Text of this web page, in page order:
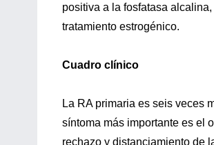
positiva a la fosfatasa
tratamiento estrogénico.
Cuadro clínico
La RA primaria es seis veces
síntoma más importante es el
rechazo y distanciamiento de